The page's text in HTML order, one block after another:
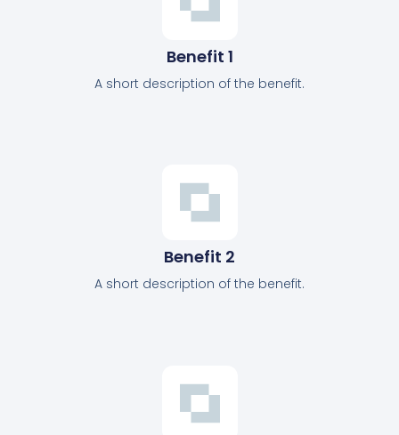
Benefit 1
A short description of the benefit.
Benefit 2
A short description of the benefit.